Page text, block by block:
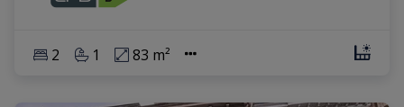
2 1 83 m²